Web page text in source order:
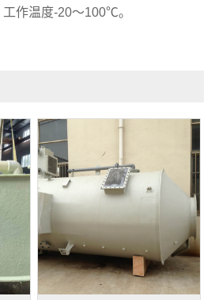
作温度-20～100℃。